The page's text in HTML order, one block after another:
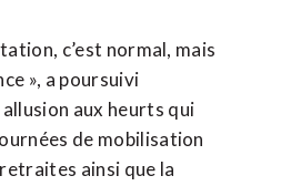
c’est normal, mais
», a poursuivi
aux heurts qui
de mobilisation
ainsi que la